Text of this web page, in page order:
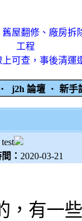
屋翻修、廠房拆
工程
可查，事後清運
j2h 論壇 ‧ 新
test
： 2020-03-21
，有一